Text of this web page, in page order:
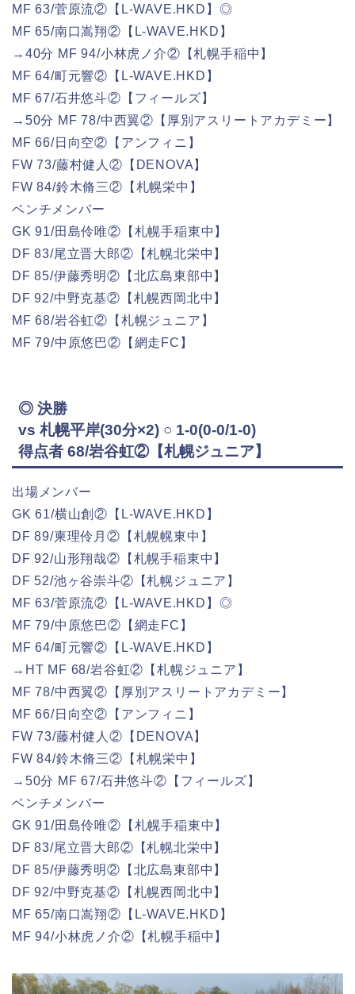
MF 63/菅原流②【L-WAVE.HKD】◎
MF 65/南口嵩翔②【L-WAVE.HKD】
→40分 MF 94/小林虎ノ介②【札幌手稲中】
MF 64/町元響②【L-WAVE.HKD】
MF 67/石井悠斗②【フィールズ】
→50分 MF 78/中西翼②【厚別アスリートアカデミー】
MF 66/日向空②【アンフィニ】
FW 73/藤村健人②【DENOVA】
FW 84/鈴木脩三②【札幌栄中】
ベンチメンバー
GK 91/田島伶唯②【札幌手稲東中】
DF 83/尾立晋大郎②【札幌北栄中】
DF 85/伊藤秀明②【北広島東部中】
DF 92/中野克基②【札幌西岡北中】
MF 68/岩谷虹②【札幌ジュニア】
MF 79/中原悠巴②【網走FC】
◎ 決勝
vs 札幌平岸(30分×2) ○ 1-0(0-0/1-0)
得点者 68/岩谷虹②【札幌ジュニア】
出場メンバー
GK 61/横山創②【L-WAVE.HKD】
DF 89/柬理伶月②【札幌幌東中】
DF 92/山形翔哉②【札幌手稲東中】
DF 52/池ヶ谷崇斗②【札幌ジュニア】
MF 63/菅原流②【L-WAVE.HKD】◎
MF 79/中原悠巴②【網走FC】
MF 64/町元響②【L-WAVE.HKD】
→HT MF 68/岩谷虹②【札幌ジュニア】
MF 78/中西翼②【厚別アスリートアカデミー】
MF 66/日向空②【アンフィニ】
FW 73/藤村健人②【DENOVA】
FW 84/鈴木脩三②【札幌栄中】
→50分 MF 67/石井悠斗②【フィールズ】
ベンチメンバー
GK 91/田島伶唯②【札幌手稲東中】
DF 83/尾立晋大郎②【札幌北栄中】
DF 85/伊藤秀明②【北広島東部中】
DF 92/中野克基②【札幌西岡北中】
MF 65/南口嵩翔②【L-WAVE.HKD】
MF 94/小林虎ノ介②【札幌手稲中】